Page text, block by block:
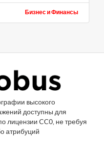
Бизнес и Финансы
высокого
доступны для
лицензии CC0, не требуя
атрибуций